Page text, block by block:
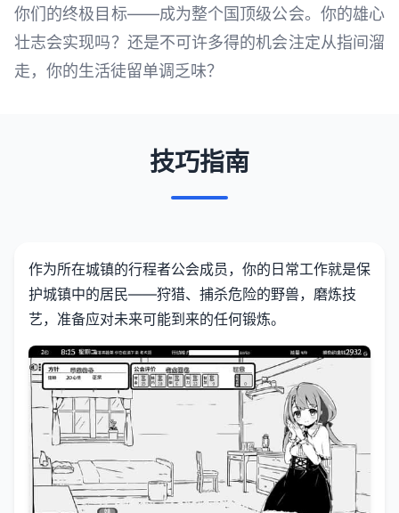
你们的终极目标——成为整个国顶级公会。你的雄心
壮志会实现吗？还是不可许多得的机会注定从指间溜
走，你的生活徒留单调乏味？
技巧指南
作为所在城镇的行程者公会成员，你的日常工作就是保
护城镇中的居民——狩猎、捕杀危险的野兽，磨炼技
艺，准备应对未来可能到来的任何锻炼。